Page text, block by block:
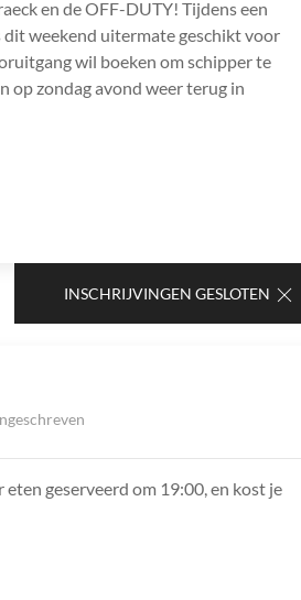
en de OFF-DUTY! Tijdens een
weekend uitermate geschikt voor
wil boeken om schipper te
op zondag avond weer terug in
INSCHRIJVINGEN GESLOTEN
geserveerd om 19:00, en kost je